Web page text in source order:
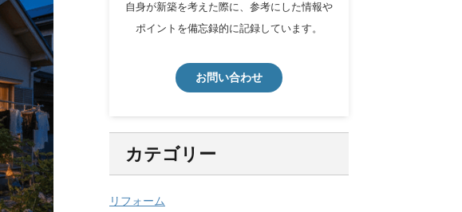
自身が新築を考えた際に、参考にした情報や
ポイントを備忘録的に記録しています。
お問い合わせ
カテゴリー
リフォーム